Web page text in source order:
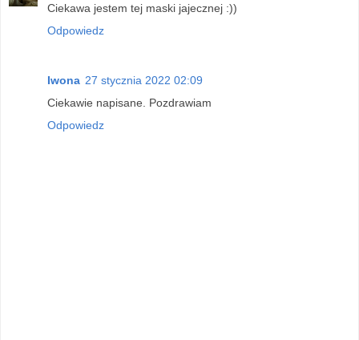
Ciekawa jestem tej maski jajecznej :))
Odpowiedz
Iwona 27 stycznia 2022 02:09
Ciekawie napisane. Pozdrawiam
Odpowiedz